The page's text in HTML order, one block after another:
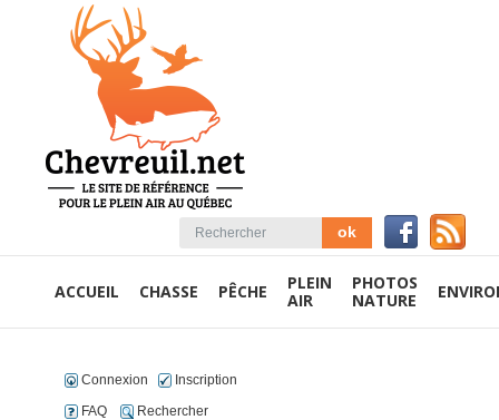
ACCUEIL CHASSE PÊCHE
PLEIN
AIR
PHOTOS
NATURE
Connexion
Inscription
FAQ
Rechercher